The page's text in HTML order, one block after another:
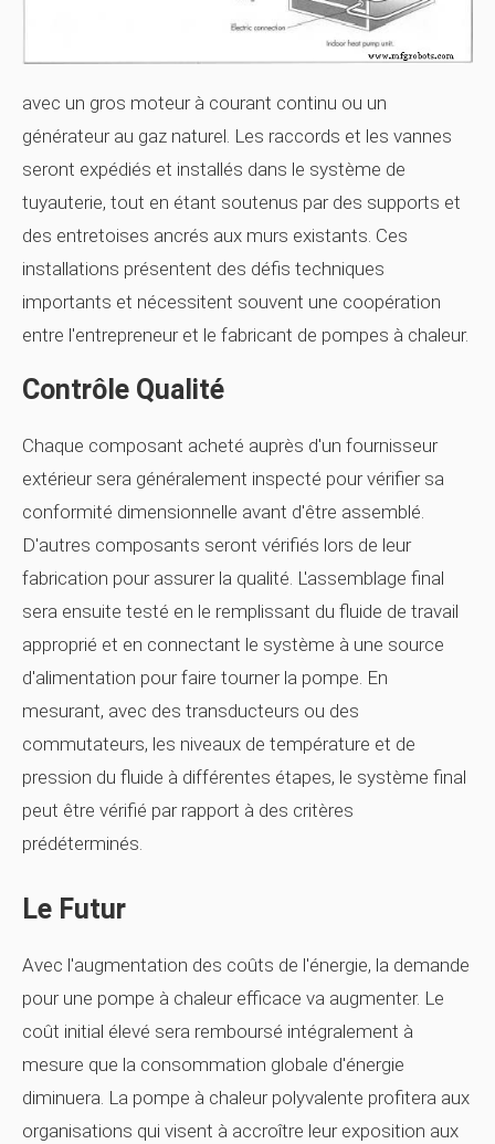
avec un gros moteur à courant continu ou un
générateur au gaz naturel. Les raccords et les vannes
seront expédiés et installés dans le système de
tuyauterie, tout en étant soutenus par des supports et
des entretoises ancrés aux murs existants. Ces
installations présentent des défis techniques
importants et nécessitent souvent une coopération
entre l'entrepreneur et le fabricant de pompes à chaleur.
Contrôle Qualité
Chaque composant acheté auprès d'un fournisseur
extérieur sera généralement inspecté pour vérifier sa
conformité dimensionnelle avant d'être assemblé.
D'autres composants seront vérifiés lors de leur
fabrication pour assurer la qualité. L'assemblage final
sera ensuite testé en le remplissant du fluide de travail
approprié et en connectant le système à une source
d'alimentation pour faire tourner la pompe. En
mesurant, avec des transducteurs ou des
commutateurs, les niveaux de température et de
pression du fluide à différentes étapes, le système final
peut être vérifié par rapport à des critères
prédéterminés.
Le Futur
Avec l'augmentation des coûts de l'énergie, la demande
pour une pompe à chaleur efficace va augmenter. Le
coût initial élevé sera remboursé intégralement à
mesure que la consommation globale d'énergie
diminuera. La pompe à chaleur polyvalente profitera aux
organisations qui visent à accroître leur exposition aux